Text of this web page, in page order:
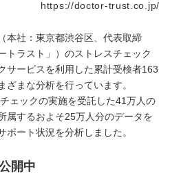
https://doctor-trust.co.jp/
本社：東京都渋谷区、代表取締
トラスト」）のストレスチェック
サービスを利用した累計受検者163
まな分析を行っています。
ェックの実施を受託した41万人の
属するおよそ25万人分のデータを
ポート状況を分析しました。
開中